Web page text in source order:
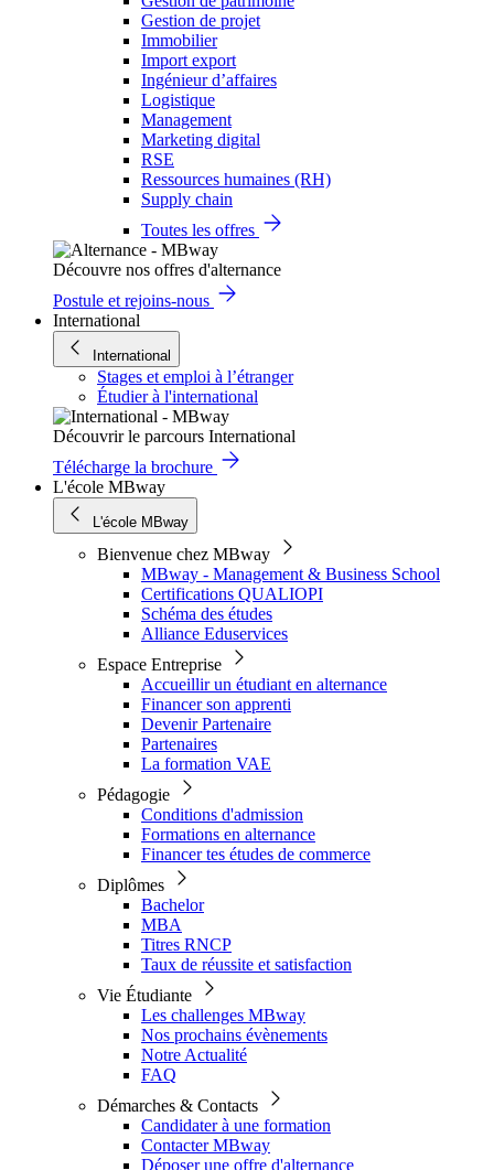
Gestion de projet
Immobilier
Import export
Ingénieur d’affaires
Logistique
Management
Marketing digital
RSE
Ressources humaines (RH)
Supply chain
Toutes les offres
Découvre nos offres d'alternance
Postule et rejoins-nous
International
International
Stages et emploi à l’étranger
Étudier à l'international
Découvrir le parcours International
Télécharge la brochure
L'école MBway
L'école MBway
Bienvenue chez MBway
MBway - Management & Business School
Certifications QUALIOPI
Schéma des études
Alliance Eduservices
Espace Entreprise
Accueillir un étudiant en alternance
Financer son apprenti
Devenir Partenaire
Partenaires
La formation VAE
Pédagogie
Conditions d'admission
Formations en alternance
Financer tes études de commerce
Diplômes
Bachelor
MBA
Titres RNCP
Taux de réussite et satisfaction
Vie Étudiante
Les challenges MBway
Nos prochains évènements
Notre Actualité
FAQ
Démarches & Contacts
Candidater à une formation
Contacter MBway
Déposer une offre d'alternance